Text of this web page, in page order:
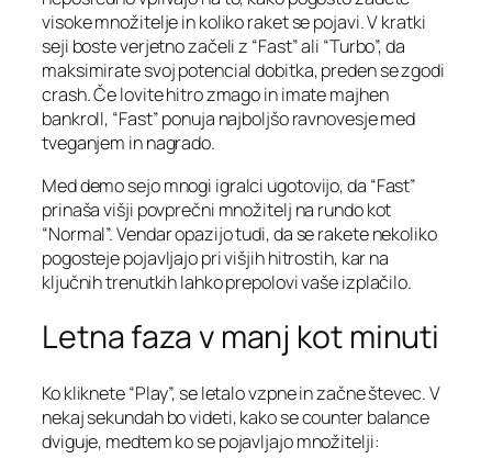
visoke množitelje in koliko raket se pojavi. V kratki
seji boste verjetno začeli z “Fast” ali “Turbo”, da
maksimirate svoj potencial dobitka, preden se zgodi
crash. Če lovite hitro zmago in imate majhen
bankroll, “Fast” ponuja najboljšo ravnovesje med
tveganjem in nagrado.
Med demo sejo mnogi igralci ugotovijo, da “Fast”
prinaša višji povprečni množitelj na rundo kot
“Normal”. Vendar opazijo tudi, da se rakete nekoliko
pogosteje pojavljajo pri višjih hitrostih, kar na
ključnih trenutkih lahko prepolovi vaše izplačilo.
Letna faza v manj kot minuti
Ko kliknete “Play”, se letalo vzpne in začne števec. V
nekaj sekundah bo videti, kako se counter balance
dviguje, medtem ko se pojavljajo množitelji: